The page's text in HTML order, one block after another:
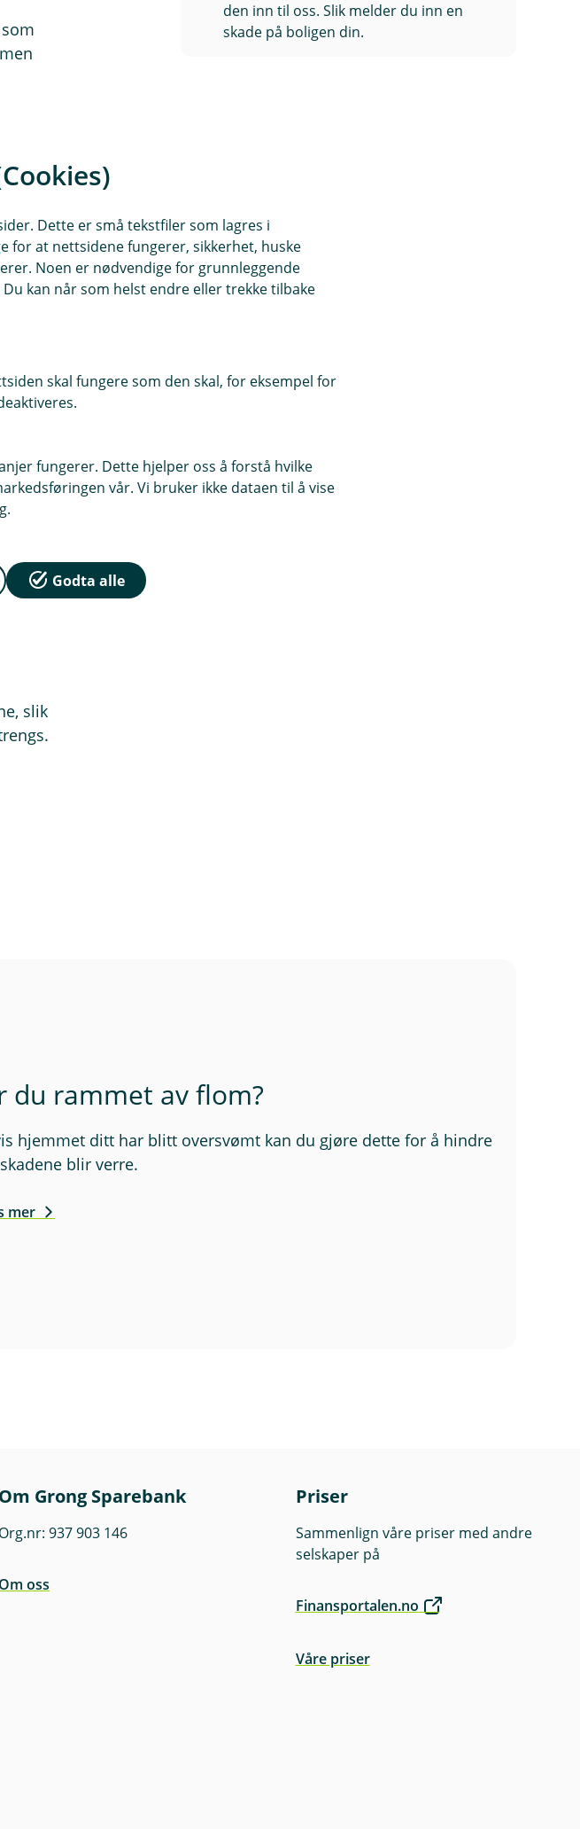
det
for
stor
slik
den inn til oss. Slik melder du inn en
skade på boligen din.
du rammet av flom?
hjemmet ditt har blitt oversvømt kan du gjøre dette for å hindre
blir verre.
mer
Om Grong Sparebank
Org.nr: 937 903 146
Om oss
Priser
Sammenlign våre priser med andre
selskaper på
Finansportalen.no
Våre priser
Dette er små tekstfiler som lagres i
for at nettsidene fungerer, sikkerhet, huske
Noen er nødvendige for grunnleggende
kan når som helst endre eller trekke tilbake
skal fungere som den skal, for eksempel for
fungerer. Dette hjelper oss å forstå hvilke
vår. Vi bruker ikke dataen til å vise
Godta alle